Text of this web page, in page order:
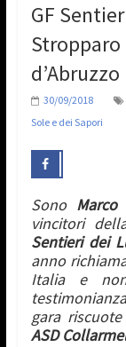
GF
Stropparo
d’Abruzzo
30/09/2018
Sole e dei Sapori
Sono Marco
vincitori
Sentieri dei
anno
Italia e
gara
ASD